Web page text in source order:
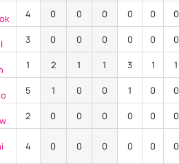
4 0 0 0 0 0 0
3 0 0 0 0 0 0
1 2 1 1 3 1 1
5 1 0 0 1 0 0
2 0 0 0 0 0 0
4 0 0 0 0 0 0